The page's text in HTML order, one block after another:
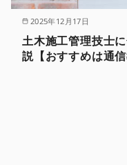
2025年12月17日
土木施工管理技士
説【おすすめは通信